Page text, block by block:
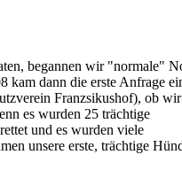
begannen wir "normale"
kam dann die erste Anfrage
Franzsikushof), ob
es wurden 25 trächtige
und es wurden viele
unsere erste, trächtige